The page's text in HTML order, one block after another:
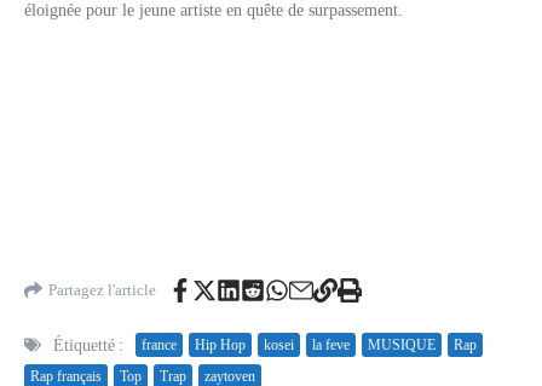
éloignée pour le jeune artiste en quête de surpassement.
Partagez l'article
Étiquetté : france Hip Hop kosei la feve MUSIQUE
Rap
Rap français
Top Trap zaytoven